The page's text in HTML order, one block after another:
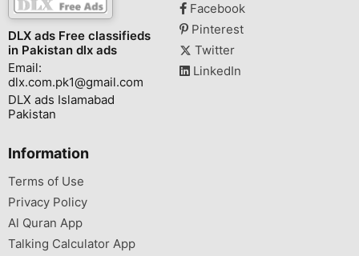
DLX ads Free classifieds
in Pakistan dlx ads
Email:
dlx.com.pk1@gmail.com
DLX ads Islamabad
Pakistan
Facebook
Pinterest
Twitter
LinkedIn
Information
Terms of Use
Privacy Policy
Al Quran App
Talking Calculator App